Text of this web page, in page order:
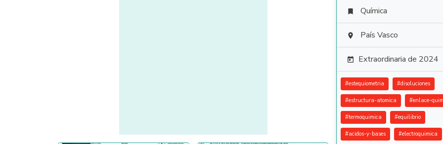
 Química
 País Vasco
 Extraordinaria de 2024
#estequiometria #disoluciones
#estructura-atomica #enlace-
#termoquimica #equilibrio
#acidos-y-bases #electroquimica